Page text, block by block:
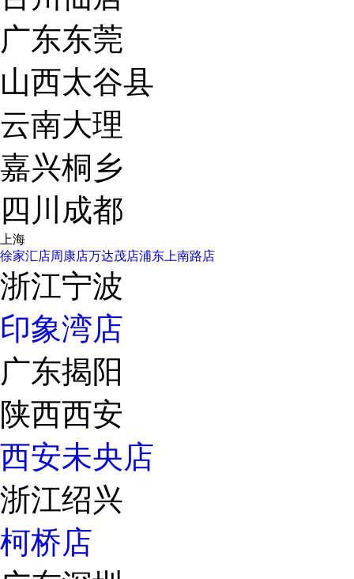
广东东莞
山西太谷县
云南大理
嘉兴桐乡
四川成都
上海
徐家汇店周康店万达茂店浦东上南路店
浙江宁波
印象湾店
广东揭阳
陕西西安
西安未央店
浙江绍兴
柯桥店